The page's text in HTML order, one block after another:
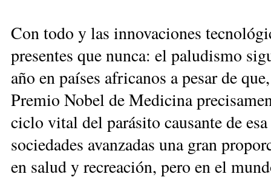
Con todo y las innovaciones
presentes que nunca: el paludismo
año en países africanos a pesar de
Premio Nobel de Medicina
ciclo vital del parásito causante de
sociedades avanzadas una gran
en salud y recreación, pero en el